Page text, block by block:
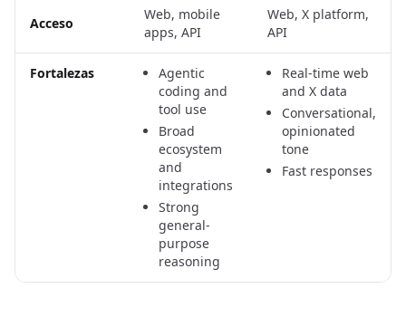
Acceso
Web, mobile
apps, API
Web, X platform,
API
Fortalezas
Agentic
coding and
tool use
Broad
ecosystem
and
integrations
Strong
general-
purpose
reasoning
Real-time web
and X data
Conversational,
opinionated
tone
Fast responses